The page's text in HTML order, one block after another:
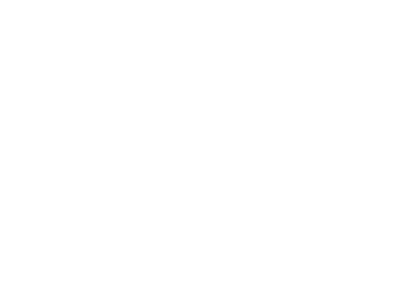
raadzaam om de Protecton ruitensproeiervloeistof te
voor optimale prestaties.